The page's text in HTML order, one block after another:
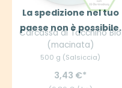
La spedizione nel tuo
paese non è possibile.
Carcassa di Tacchino Bio
(macinata)
500 g (Salsiccia)
3,43 €